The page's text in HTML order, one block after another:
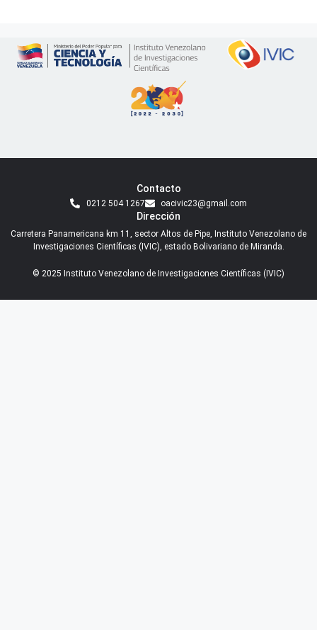
Contacto
0212 504 1267 oacivic23@gmail.com
Dirección
Carretera Panamericana km 11, sector Altos de Pipe, Instituto Venezolano de
Investigaciones Científicas (IVIC), estado Bolivariano de Miranda.
© 2025 Instituto Venezolano de Investigaciones Científicas (IVIC)